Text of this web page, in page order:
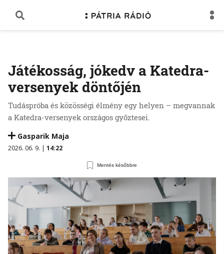
Játékosság, jókedv a Katedra-
versenyek döntőjén
Tudáspróba és közösségi élmény egy helyen – megvannak
a Katedra-versenyek országos győztesei.
Gasparik Maja
2026. 06. 9. | 14:22
Mentés későbbre